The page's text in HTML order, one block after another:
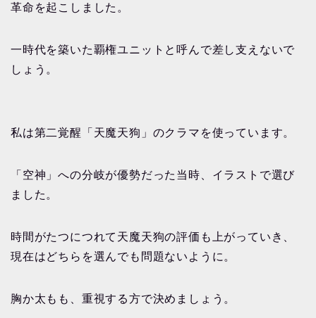
革命を起こしました。
一時代を築いた覇権ユニットと呼んで差し支えないで
しょう。
私は第二覚醒「天魔天狗」のクラマを使っています。
「空神」への分岐が優勢だった当時、イラストで選び
ました。
時間がたつにつれて天魔天狗の評価も上がっていき、
現在はどちらを選んでも問題ないように。
胸か太もも、重視する方で決めましょう。